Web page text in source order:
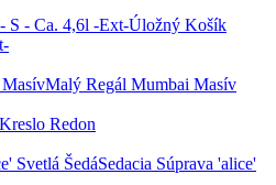
Úložný Košík
Malý Regál Mumbai Masív
Redon
Sedacia Súprava 'alice'